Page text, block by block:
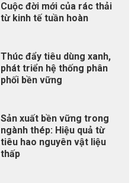
Cuộc đời mới của rác thải
từ kinh tế tuần hoàn
Thúc đẩy tiêu dùng xanh,
phát triển hệ thống phân
phối bền vững
Sản xuất bền vững trong
ngành thép: Hiệu quả từ
tiêu hao nguyên vật liệu
thấp